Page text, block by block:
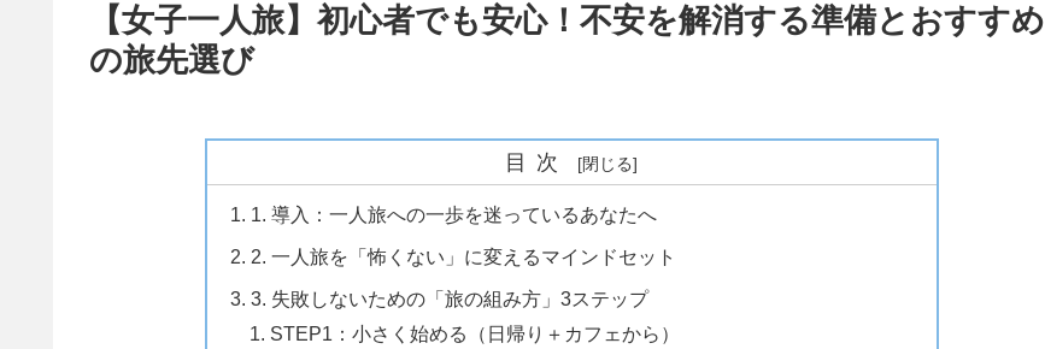
【女子一人旅】初心者でも安心！不安を解消する準備とおすすめ
の旅先選び
目次
1. 導入：一人旅への一歩を迷っているあなたへ
2. 一人旅を「怖くない」に変えるマインドセット
3. 失敗しないための「旅の組み方」3ステップ
STEP1：小さく始める（日帰り＋カフェから）